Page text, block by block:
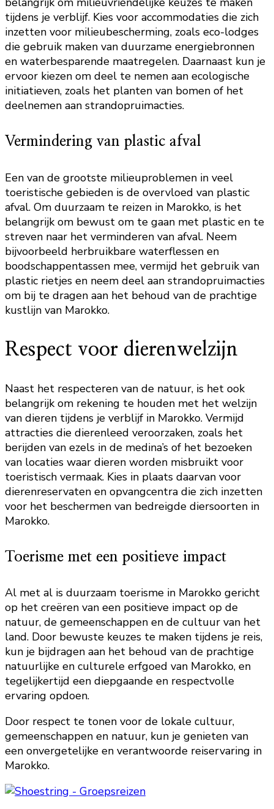
tijdens je verblijf. Kies voor accommodaties die zich
inzetten voor milieubescherming, zoals eco-lodges
die gebruik maken van duurzame energiebronnen
en waterbesparende maatregelen. Daarnaast kun je
ervoor kiezen om deel te nemen aan ecologische
initiatieven, zoals het planten van bomen of het
deelnemen aan strandopruimacties.
Vermindering van plastic afval
Een van de grootste milieuproblemen in veel
toeristische gebieden is de overvloed van plastic
afval. Om duurzaam te reizen in Marokko, is het
belangrijk om bewust om te gaan met plastic en te
streven naar het verminderen van afval. Neem
bijvoorbeeld herbruikbare waterflessen en
boodschappentassen mee, vermijd het gebruik van
plastic rietjes en neem deel aan strandopruimacties
om bij te dragen aan het behoud van de prachtige
kustlijn van Marokko.
Respect voor dierenwelzijn
Naast het respecteren van de natuur, is het ook
belangrijk om rekening te houden met het welzijn
van dieren tijdens je verblijf in Marokko. Vermijd
attracties die dierenleed veroorzaken, zoals het
berijden van ezels in de medina’s of het bezoeken
van locaties waar dieren worden misbruikt voor
toeristisch vermaak. Kies in plaats daarvan voor
dierenreservaten en opvangcentra die zich inzetten
voor het beschermen van bedreigde diersoorten in
Marokko.
Toerisme met een positieve impact
Al met al is duurzaam toerisme in Marokko gericht
op het creëren van een positieve impact op de
natuur, de gemeenschappen en de cultuur van het
land. Door bewuste keuzes te maken tijdens je reis,
kun je bijdragen aan het behoud van de prachtige
natuurlijke en culturele erfgoed van Marokko, en
tegelijkertijd een diepgaande en respectvolle
ervaring opdoen.
Door respect te tonen voor de lokale cultuur,
gemeenschappen en natuur, kun je genieten van
een onvergetelijke en verantwoorde reiservaring in
Marokko.